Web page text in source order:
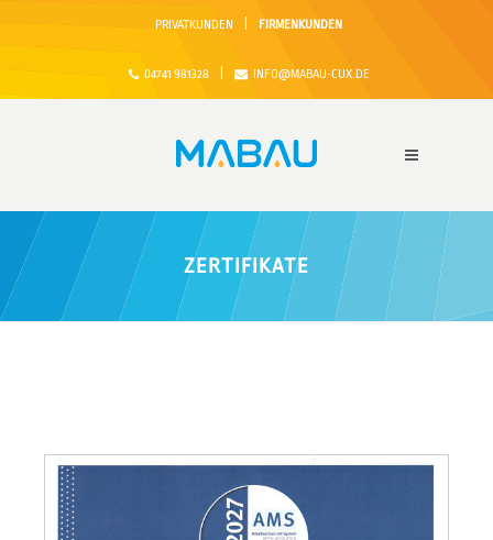
PRIVATKUNDEN FIRMENKUNDEN
04741 981328 INFO@MABAU-CUX.DE
ZERTIFIKATE